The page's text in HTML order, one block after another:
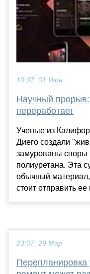
10:07, 01 Июн
Научный
переработает
Ученые из
Диего создали
замурованы споры
полиуретана. Эта
обычный материал,
стоит отправить ее
23:07, 29 Мар
Перепланировка